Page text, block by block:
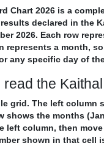
Chart 2026 is a
declared in the
2026. Each row
represents a month,
any specific day of
read the
grid. The left column
shows the months
left column, then
shown in that cell